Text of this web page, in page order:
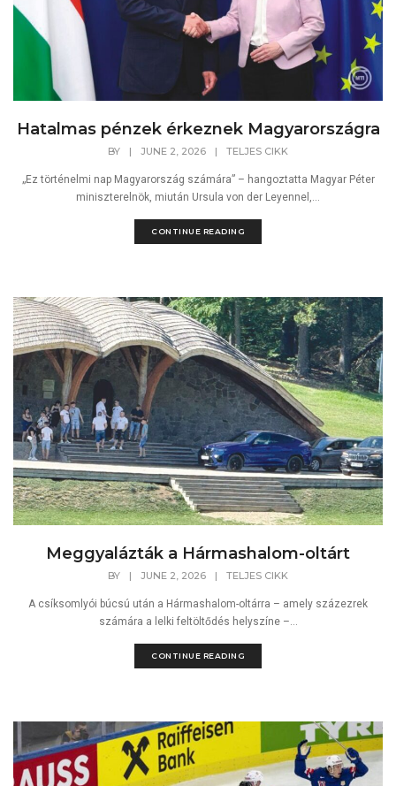
Hatalmas pénzek érkeznek Magyarországra
BY | JUNE 2, 2026 | TELJES CIKK
„Ez történelmi nap Magyarország számára” – hangoztatta Magyar Péter
miniszterelnök, miután Ursula von der Leyennel,...
CONTINUE READING
Meggyalázták a Hármashalom-oltárt
BY | JUNE 2, 2026 | TELJES CIKK
A csíksomlyói búcsú után a Hármashalom-oltárra – amely százezrek
számára a lelki feltöltődés helyszíne –...
CONTINUE READING